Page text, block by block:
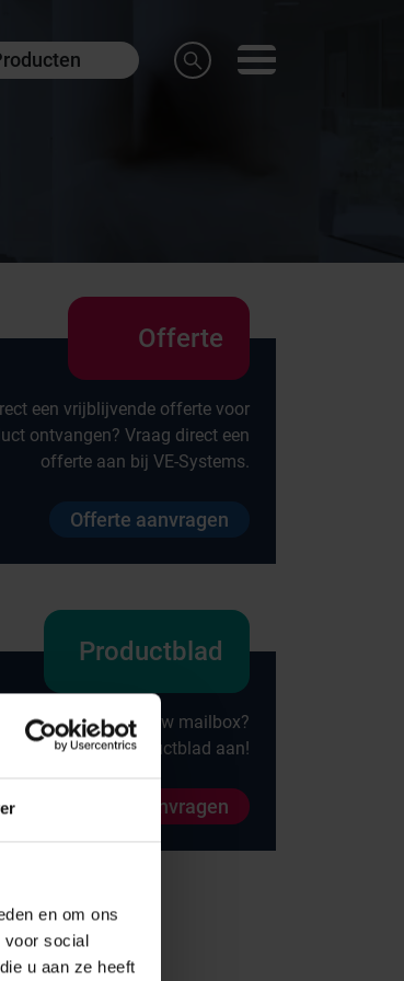
en om ons
voor social
u aan ze heeft
Offerte
een vrijblijvende offerte voor
ontvangen? Vraag direct een
offerte aan bij VE-Systems.
Offerte aanvragen
Productblad
alle specificaties in uw mailbox?
Vraag direct het productblad aan!
Productblad aanvragen
Systems